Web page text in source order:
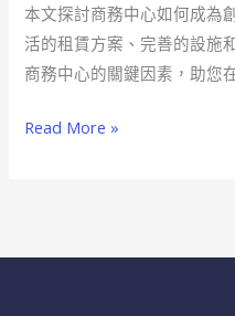
本文探討商務中心如何成為
活的租賃方案、完善的設施
商務中心的關鍵因素，助您
由
港
灣
務
予
Read More »